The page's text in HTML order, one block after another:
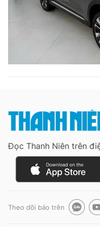
Đọc Thanh Niên trên
Theo dõi báo trên